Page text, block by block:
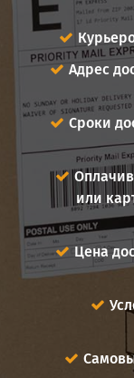
Адрес
Сроки
или
Цена